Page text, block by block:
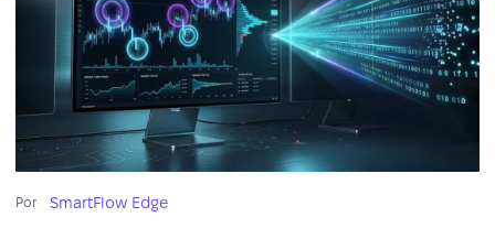
Por SmartFlow Edge